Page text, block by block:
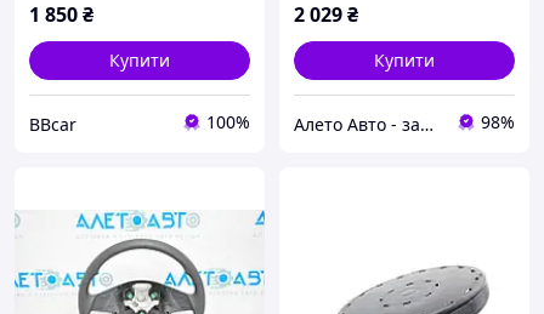
1 850₴
Купити
BBcar 100%
2 029₴
Купити
Алето Авто - запчастини на авто зі США 98%